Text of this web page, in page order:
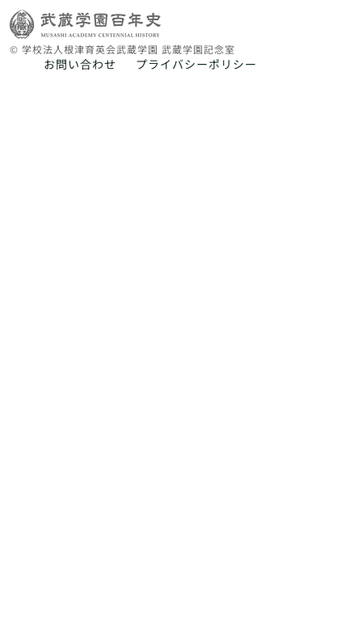
© 学校法人根津育英会武蔵学園 武蔵学園記念室
お問い合わせ プライバシーポリシー